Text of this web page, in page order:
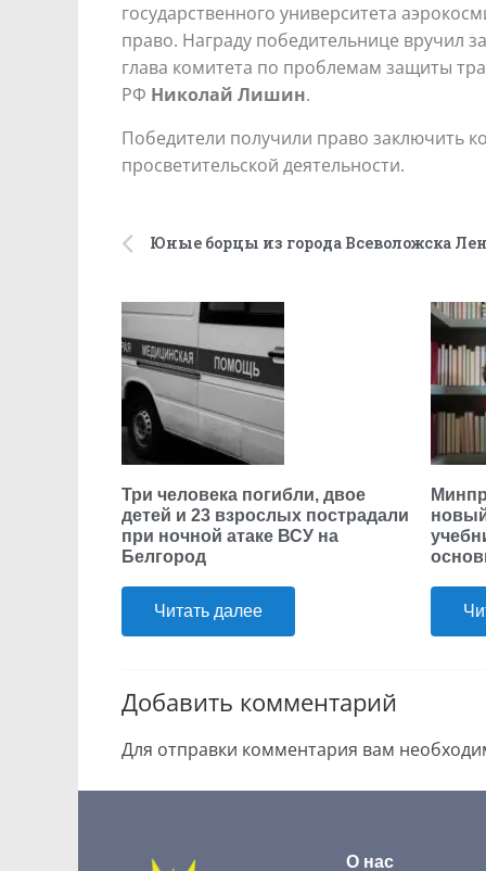
государственного университета
право. Награду победительнице вручил
глава комитета по проблемам защиты
РФ Николай Лишин.
Победители получили право заключить
просветительской деятельности.
Три человека погибли, двое
детей и 23 взрослых пострадали
при ночной атаке ВСУ на
Белгород
Читать далее
Добавить комментарий
Для отправки комментария вам
О нас